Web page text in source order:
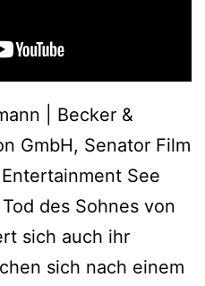
| Becker &
GmbH, Senator Film
See
des Sohnes von
sich auch ihr
sich nach einem